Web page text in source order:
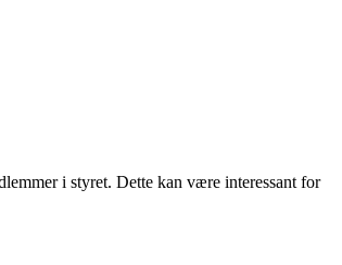
i styret. Dette kan være interessant for